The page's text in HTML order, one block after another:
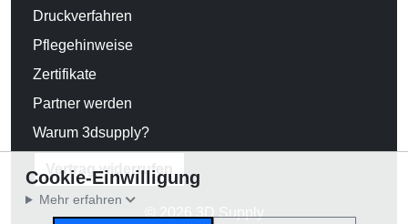
Druckverfahren
Pflegehinweise
Zertifikate
Partner werden
Warum 3dsupply?
Vertrag widerrufen
© 2026 3D Supply
Cookie-Einwilligung
Mehr erfahren